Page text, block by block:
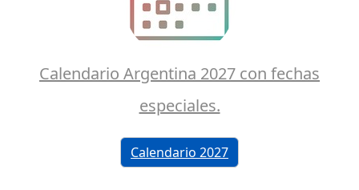
Calendario Argentina 2027 con fechas
especiales.
Calendario 2027